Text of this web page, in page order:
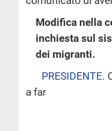
Modifica nella
inchiesta sul
dei migranti.
PRESIDENTE.
a far